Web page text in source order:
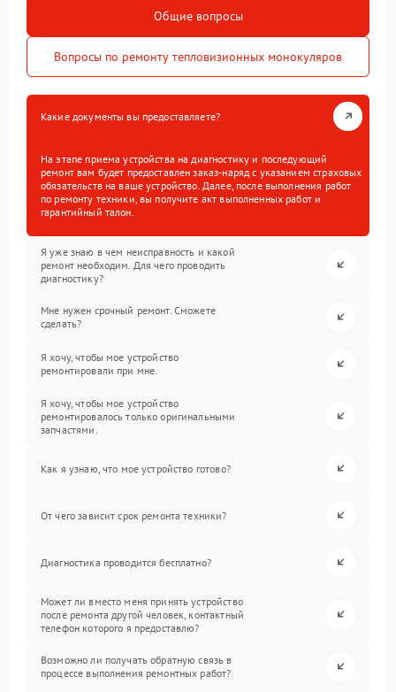
Общие вопросы
Вопросы по ремонту тепловизионных монокуляров
Какие документы вы предоставляете?
На этапе приема устройства на диагностику и последующий
ремонт вам будет предоставлен заказ-наряд с указанием страховых
обязательств на ваше устройство. Далее, после выполнения работ
по ремонту техники, вы получите акт выполненных работ и
гарантийный талон.
Я уже знаю в чем неисправность и какой
ремонт необходим. Для чего проводить
диагностику?
Мне нужен срочный ремонт. Сможете
сделать?
Я хочу, чтобы мое устройство
ремонтировали при мне.
Я хочу, чтобы мое устройство
ремонтировалось только оригинальными
запчастями.
Как я узнаю, что мое устройство готово?
От чего зависит срок ремонта техники?
Диагностика проводится бесплатно?
Может ли вместо меня принять устройство
после ремонта другой человек, контактный
телефон которого я предоставлю?
Возможно ли получать обратную связь в
процессе выполнения ремонтных работ?